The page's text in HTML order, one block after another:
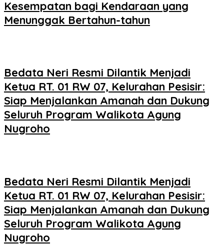
Kesempatan bagi Kendaraan yang
Menunggak Bertahun-tahun
Bedata Neri Resmi Dilantik Menjadi
Ketua RT. 01 RW 07, Kelurahan Pesisir:
Siap Menjalankan Amanah dan Dukung
Seluruh Program Walikota Agung
Nugroho
Bedata Neri Resmi Dilantik Menjadi
Ketua RT. 01 RW 07, Kelurahan Pesisir:
Siap Menjalankan Amanah dan Dukung
Seluruh Program Walikota Agung
Nugroho